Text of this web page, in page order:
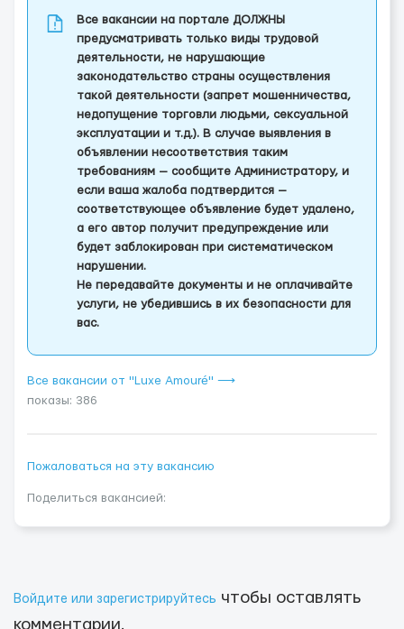
Все вакансии на портале ДОЛЖНЫ
предусматривать только виды трудовой
деятельности, не нарушающие
законодательство страны осуществления
такой деятельности (запрет мошенничества,
недопущение торговли людьми, сексуальной
эксплуатации и т.д.). В случае выявления в
объявлении несоответствия таким
требованиям — сообщите Администратору, и
если ваша жалоба подтвердится —
соответствующее объявление будет удалено,
а его автор получит предупреждение или
будет заблокирован при систематическом
нарушении.
Не передавайте документы и не оплачивайте
услуги, не убедившись в их безопасности для
вас.
Все вакансии от "Luxe Amouré" ⟶
показы: 386
Пожаловаться на эту вакансию
Поделиться вакансией:
Войдите или зарегистрируйтесь чтобы оставлять
комментарии.